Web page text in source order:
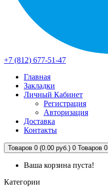
+7 (812) 677-51-47
Главная
Закладки
Личный Кабинет
Регистрация
Авторизация
Доставка
Контакты
Товаров 0 (0.00 руб.) 0 Товаров 0
Ваша корзина пуста!
Категории